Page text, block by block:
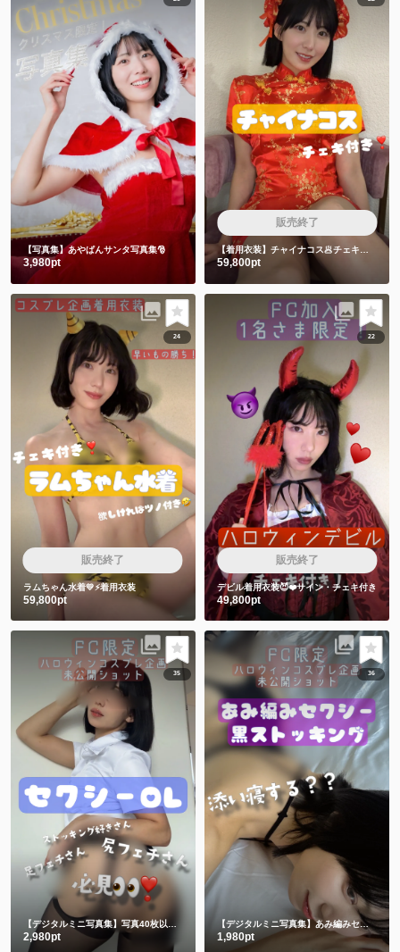
【写真集】あやぱんサンタ写真集🎅
3,980pt
販売終了
【着用衣装】チャイナコス🥟チェキ付き❣️
59,800pt
24
販売終了
ラムちゃん水着💛⚡️着用衣装
59,800pt
22
販売終了
デビル着用衣装😈❤️サイン・チェキ付き
49,800pt
35
【デジタルミニ写真集】写真40枚以上&動画2つ💋セクシーOLコスプレ
2,980pt
36
【デジタルミニ写真集】あみ編みセクシー黒ストッキング♥
1,980pt